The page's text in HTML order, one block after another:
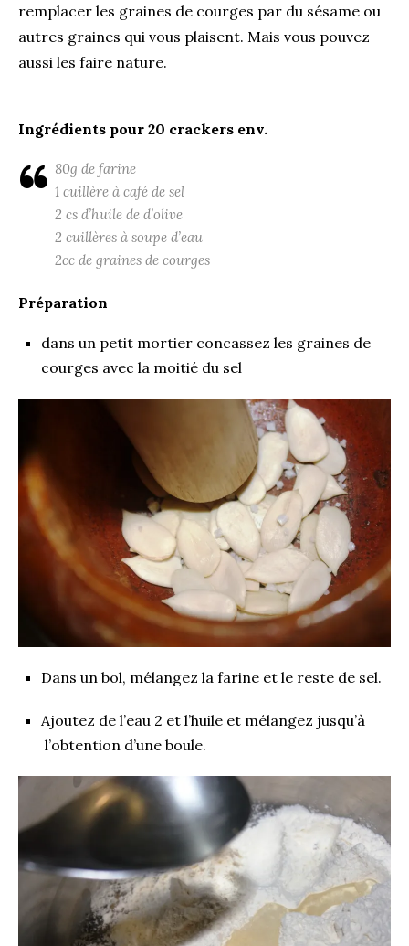
remplacer les graines de courges par du sésame ou
autres graines qui vous plaisent. Mais vous pouvez
aussi les faire nature.
Ingrédients pour 20 crackers env.
80g de farine
1 cuillère à café de sel
2 cs d’huile de d’olive
2 cuillères à soupe d’eau
2cc de graines de courges
Préparation
dans un petit mortier concassez les graines de
courges avec la moitié du sel
Dans un bol, mélangez la farine et le reste de sel.
Ajoutez de l’eau 2 et l’huile et mélangez jusqu’à
l’obtention d’une boule.